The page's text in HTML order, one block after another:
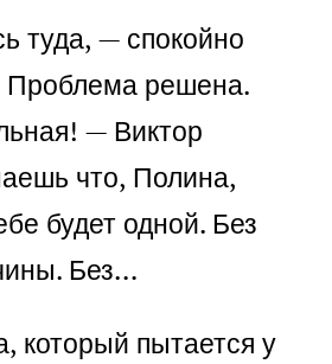
туда, — спокойно
Проблема решена.
— Виктор
что, Полина,
будет одной. Без
Без…
который пытается у